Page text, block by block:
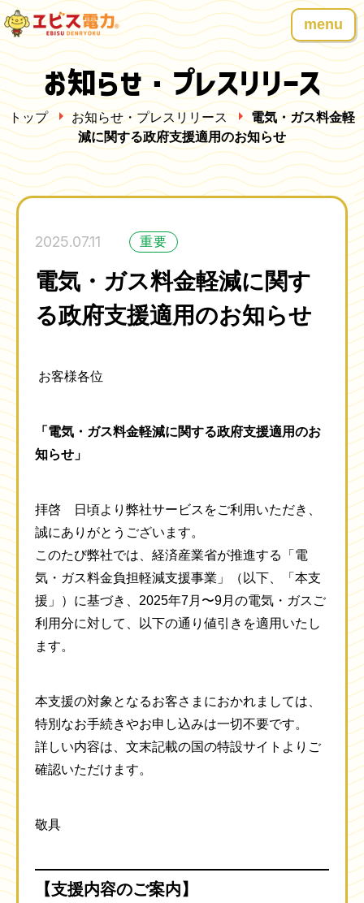
menu
お知らせ・プレスリリース
トップ お知らせ・プレスリリース
電気・ガス料金軽
減に関する政府支援適用のお知らせ
2025.07.11 重要
電気・ガス料金軽減に関す
る政府支援適用のお知らせ
お客様各位
「電気・ガス料金軽減に関する政府支援適用のお
知らせ」
拝啓 日頃より弊社サービスをご利用いただき、
誠にありがとうございます。
このたび弊社では、経済産業省が推進する「電
気・ガス料金負担軽減支援事業」（以下、「本支
援」）に基づき、2025年7月〜9月の電気・ガスご
利用分に対して、以下の通り値引きを適用いたし
ます。
本支援の対象となるお客さまにおかれましては、
特別なお手続きやお申し込みは一切不要です。
詳しい内容は、文末記載の国の特設サイトよりご
確認いただけます。
敬具
【支援内容のご案内】